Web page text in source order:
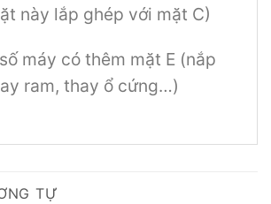
này lắp ghép với mặt C)
máy có thêm mặt E (nắp
ram, thay ổ cứng…)
TỰ